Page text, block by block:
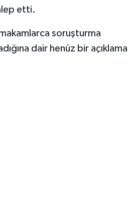
etti.
soruşturma
dair henüz bir açıklama